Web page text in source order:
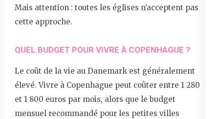
Mais attention : toutes les églises n’acceptent pas
cette approche.
QUEL BUDGET POUR VIVRE À COPENHAGUE ?
Le coût de la vie au Danemark est généralement
élevé. Vivre à Copenhague peut coûter entre 1 280
et 1 800 euros par mois, alors que le budget
mensuel recommandé pour les petites villes